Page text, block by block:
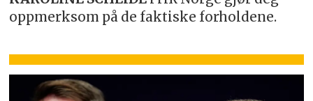
oppmerksom på de faktiske forholdene.